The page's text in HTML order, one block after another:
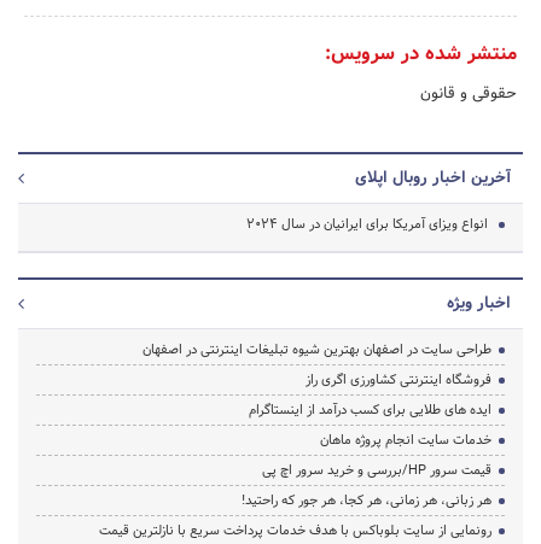
منتشر شده در سرویس:
حقوقی و قانون
آخرین اخبار روبال اپلای
انواع ویزای آمریکا برای ایرانیان در سال 2024
اخبار ویژه
طراحی سایت در اصفهان بهترین شیوه تبلیغات اینترنتی در اصفهان
فروشگاه اینترنتی کشاورزی اگری راز
ایده های طلایی برای کسب درآمد از اینستاگرام
خدمات سایت انجام پروژه ماهان
قیمت سرور HP/بررسی و خرید سرور اچ پی
هر زبانی، هر زمانی، هر کجا، هر جور که راحتید!
رونمایی از سایت بلوباکس با هدف خدمات پرداخت سریع با نازلترین قیمت